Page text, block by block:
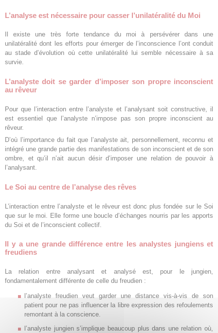
L’analyse est nécessaire pour casser l’unilatéralité du Moi
Il existe une très forte tendance du moi à persévérer dans une
unilatéralité dont les efforts pour émerger de l’inconscience l’ont conduit
au stade d’évolution où cette unilatéralité lui semble nécessaire à sa
survie.
L’analyste doit se garder d’imposer son propre inconscient
au rêveur
Pour que l’interaction entre l’analyste et l’analysant soit constructive, il
est essentiel que l’analyste n’impose pas son propre inconscient au
rêveur.
D’où l’importance du fait que l’analyste ait, personnellement, reconnu et
intégré une grande partie des manifestations de son inconscient et de son
ombre, et qu’il n’ait aucun désir d’imposer une relation de pouvoir à
l’analysant.
Le Soi au centre de l’analyse des rêves
L’interaction entre l’analyste et le rêveur est donc plus fondée sur le Soi
que sur le moi. Elle forme une boucle d’échanges nourris par les apports
du Soi et de l’inconscient collectif.
Il y a une grande différence entre les analystes jungiens et
freudiens
La relation entre analysant et analysé est, pour le jungien,
fondamentalement différente de celle du freudien :
l’analyste freudien veut garder une distance vis-à-vis de son
patient pour ne pas influencer la libre expression des refoulements
remontant à la conscience.
l’analyste jungien s’implique beaucoup plus dans une relation où,